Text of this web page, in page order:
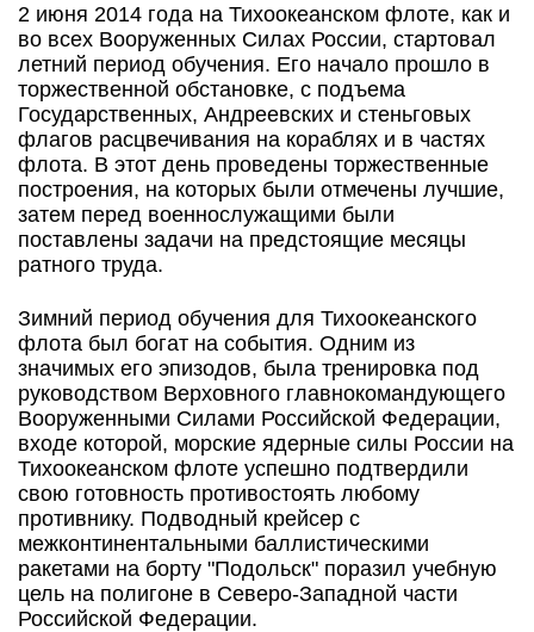
2 июня 2014 года на Тихоокеанском флоте, как и
во всех Вооруженных Силах России, стартовал
летний период обучения. Его начало прошло в
торжественной обстановке, с подъема
Государственных, Андреевских и стеньговых
флагов расцвечивания на кораблях и в частях
флота. В этот день проведены торжественные
построения, на которых были отмечены лучшие,
затем перед военнослужащими были
поставлены задачи на предстоящие месяцы
ратного труда.
Зимний период обучения для Тихоокеанского
флота был богат на события. Одним из
значимых его эпизодов, была тренировка под
руководством Верховного главнокомандующего
Вооруженными Силами Российской Федерации,
входе которой, морские ядерные силы России на
Тихоокеанском флоте успешно подтвердили
свою готовность противостоять любому
противнику. Подводный крейсер с
межконтинентальными баллистическими
ракетами на борту "Подольск" поразил учебную
цель на полигоне в Северо-Западной части
Российской Федерации.